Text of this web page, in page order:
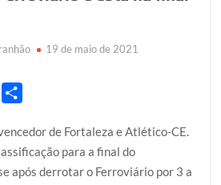
19 de maio de 2021
a
r
e
de Fortaleza e Atlético-CE.
para a final do
após derrotar o Ferroviário por 3 a